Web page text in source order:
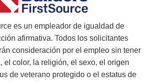
es un empleador de igualdad de
afirmativa. Todos los solicitantes
consideración por el empleo sin tener
el color, la religión, el sexo, el origen
de veterano protegido o el estatus de